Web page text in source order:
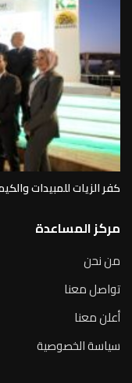
كفر الزيات للمبيدات
مركز المساعدة
من نحن
تواصل معنا
أعلن معنا
سياسة الخصوصية